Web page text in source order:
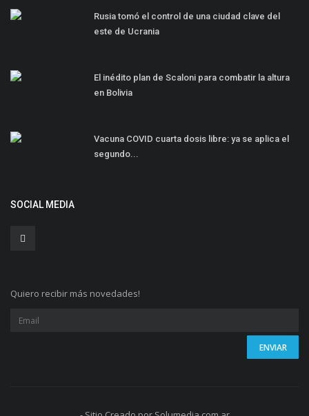
Rusia tomó el control de una ciudad clave del
este de Ucrania
El inédito plan de Scaloni para combatir la altura
en Bolivia
Vacuna COVID cuarta dosis libre: ya se aplica el
segundo...
SOCIAL MEDIA
Quiero recibir más novedades!